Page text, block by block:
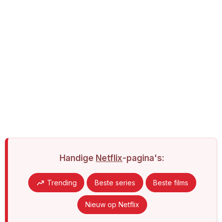
Handige Netflix-pagina's:
Trending Beste series Beste films
Nieuw op Netflix